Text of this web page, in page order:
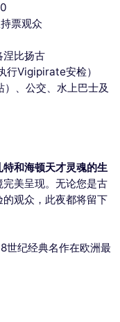
票观众
涅比扬古
行Vigipirate安检）
、公交、水上巴士及
特和海顿天才灵魂的生
完美呈现。无论您是古
观众，此夜都将留下
世纪经典名作在欧洲最